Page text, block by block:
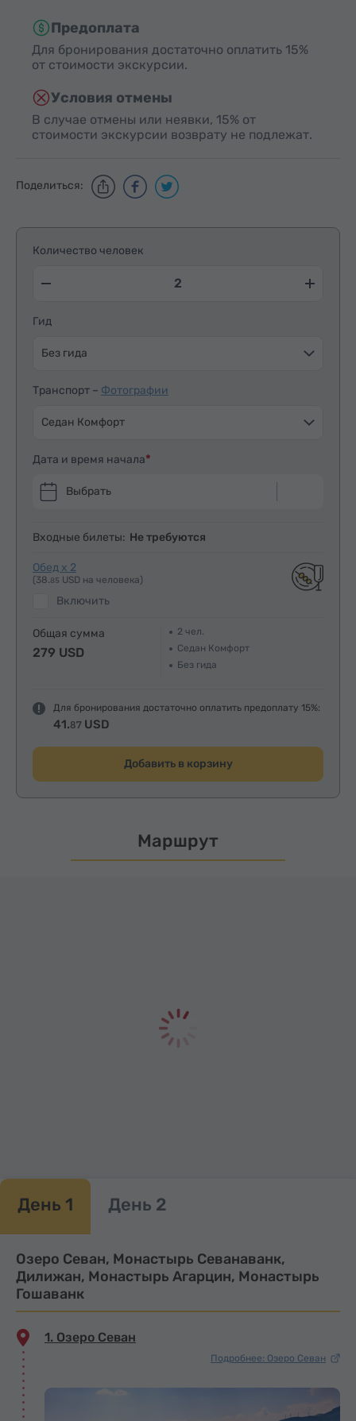
Предоплата
Для бронирования достаточно оплатить 15%
от стоимости экскурсии.
Условия отмены
В случае отмены или неявки, 15% от
стоимости экскурсии возврату не подлежат.
Поделиться:
Количество человек
Гид
Без гида
Транспорт – Фотографии
Седан Комфорт
Дата и время начала
Выбрать
Входные билеты: Не требуются
Обед x 2
(38.85 USD на человека)
Включить
Общая сумма
279 USD
2 чел.
Седан Комфорт
Без гида
Для бронирования достаточно оплатить предоплату 15%:
41.87 USD
Добавить в корзину
Маршрут
День 1 День 2
Озеро Севан, Монастырь Севанаванк,
Дилижан, Монастырь Агарцин, Монастырь
Гошаванк
1. Озеро Севан
Подробнее: Озеро Севан